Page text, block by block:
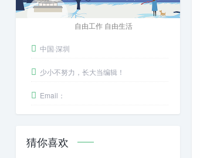
自由工作 自由生活
中国·深圳
少小不努力，长大当编辑！
Email：
猜你喜欢